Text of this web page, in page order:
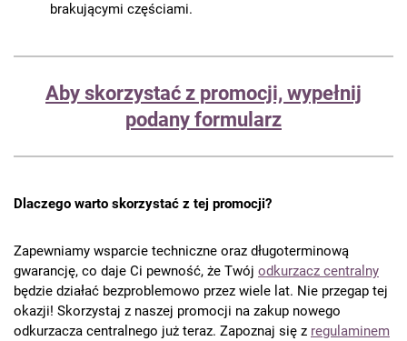
brakującymi częściami.
Aby skorzystać z promocji, wypełnij
podany formularz
Dlaczego warto skorzystać z tej promocji?
Zapewniamy wsparcie techniczne oraz długoterminową
gwarancję, co daje Ci pewność, że Twój odkurzacz centralny
będzie działać bezproblemowo przez wiele lat. Nie przegap tej
okazji! Skorzystaj z naszej promocji na zakup nowego
odkurzacza centralnego już teraz. Zapoznaj się z regulaminem